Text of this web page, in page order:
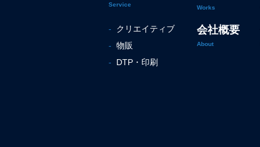
Service
- クリエイティブ
- 物販
- DTP・印刷
Works
会社概要
About